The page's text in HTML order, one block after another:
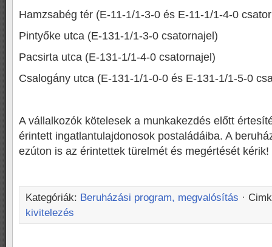
Hamzsabég tér (E-11-1/1-3-0 és E-11-1/1-4-0
Pintyőke utca (E-131-1/1-3-0 csatornajel)
Pacsirta utca (E-131-1/1-4-0 csatornajel)
Csalogány utca (E-131-1/1-0-0 és E-131-1/1-5-0
A vállalkozók kötelesek a munkakezdés előtt
érintett ingatlantulajdonosok postaládáiba. A
ezúton is az érintettek türelmét és megértését kérik!
Kategóriák: Beruházási program, megvalósítás ·
kivitelezés